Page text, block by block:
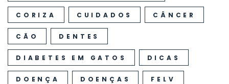
CORIZA CUIDADOS CÂNCER
CÃO DENTES
DIABETES EM GATOS DICAS
DOENÇA DOENÇAS FELV